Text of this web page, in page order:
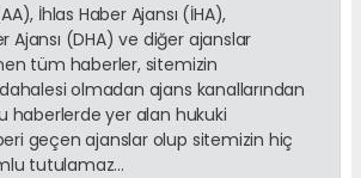
İhlas Haber Ajansı (İHA),
Ajansı (DHA) ve diğer ajanslar
tüm haberler, sitemizin
olmadan ajans kanallarından
haberlerde yer alan hukuki
geçen ajanslar olup sitemizin hiç
tutulamaz...